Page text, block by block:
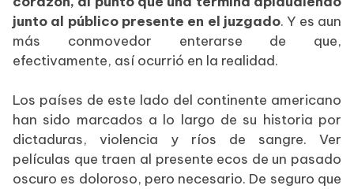
junto al público presente en el juzgado. Y es aun
más conmovedor enterarse de que,
efectivamente, así ocurrió en la realidad.
Los países de este lado del continente americano
han sido marcados a lo largo de su historia por
dictaduras, violencia y ríos de sangre. Ver
películas que traen al presente ecos de un pasado
oscuro es doloroso, pero necesario. De seguro que